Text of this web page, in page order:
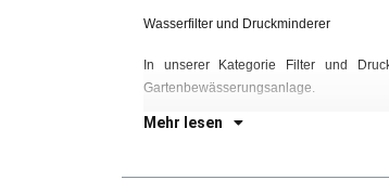
Wasserfilter und Druckminderer
In unserer Kategorie Filter und
Gartenbewässerungsanlage.
Mehr lesen